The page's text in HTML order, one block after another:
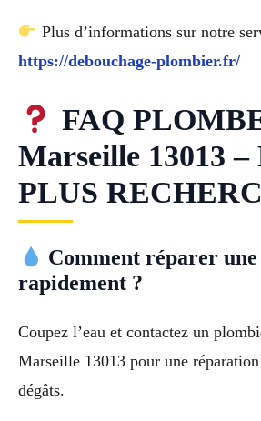
Plus d’informations sur notre
https://debouchage-plombier.fr/
FAQ
Marseille 13013 –
PLUS
Comment réparer une
rapidement ?
Coupez l’eau et contactez un
Marseille 13013 pour une
dégâts.